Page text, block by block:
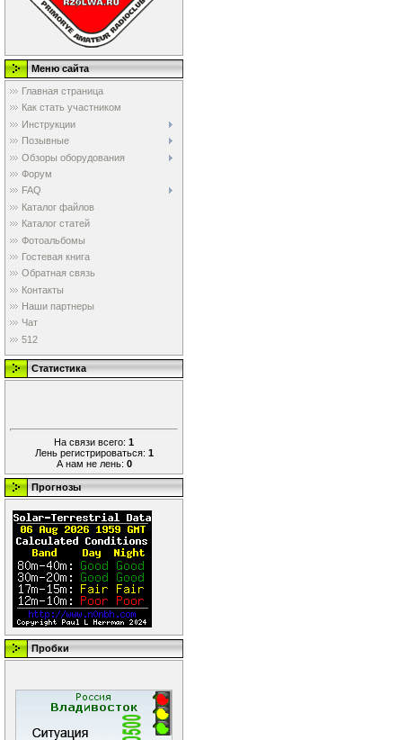
Меню сайта
Главная страница
Как стать участником
Инструкции
Позывные
Обзоры оборудования
Форум
FAQ
Каталог файлов
Каталог статей
Фотоальбомы
Гостевая книга
Обратная связь
Контакты
Наши партнеры
Чат
512
Статистика
На связи всего: 1
Лень регистрироваться: 1
А нам не лень: 0
Прогнозы
Пробки